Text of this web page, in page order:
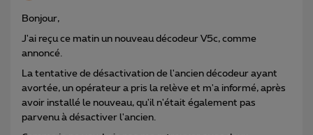
Bonjour,
J'ai reçu ce matin un nouveau décodeur V5c, comme
annoncé.
La tentative de désactivation de l'ancien décodeur ayant
avortée, un opérateur a pris la relève et m'a informé, après
avoir installé le nouveau, qu'il n'était également pas
parvenu à désactiver l'ancien.